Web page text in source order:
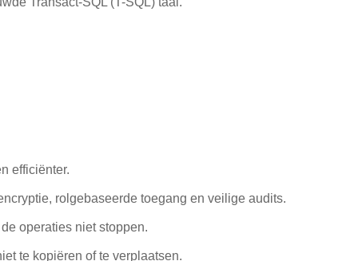
efficiënter.
rolgebaseerde toegang en veilige audits.
operaties niet stoppen.
te kopiëren of te verplaatsen.